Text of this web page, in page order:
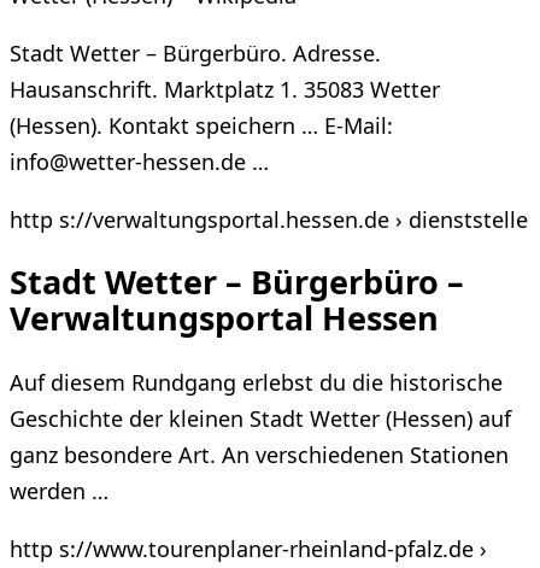
Stadt Wetter – Bürgerbüro. Adresse.
Hausanschrift. Marktplatz 1. 35083 Wetter
(Hessen). Kontakt speichern … E-Mail:
info@wetter-hessen.de …
http s://verwaltungsportal.hessen.de › dienststelle
Stadt Wetter – Bürgerbüro –
Verwaltungsportal Hessen
Auf diesem Rundgang erlebst du die historische
Geschichte der kleinen Stadt Wetter (Hessen) auf
ganz besondere Art. An verschiedenen Stationen
werden …
http s://www.tourenplaner-rheinland-pfalz.de ›